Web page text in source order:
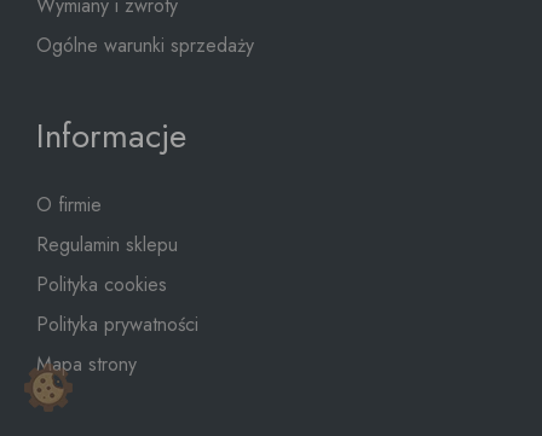
Ogólne warunki sprzedaży
Informacje
O firmie
Regulamin sklepu
Polityka cookies
Polityka prywatności
Mapa strony